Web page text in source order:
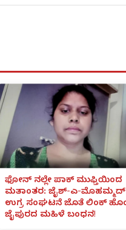
ಫೋನ್ ನಲ್ಲೇ ಪಾಕ್ ಮುಫ್ತಿಯಿಂದ
ಮತಾಂತರ: ಜೈಶ್-ಎ-ಮೊಹಮ್ಮದ್
ಉಗ್ರ ಸಂಘಟನೆ ಜೊತೆ ಲಿಂಕ್
ಜೈಪುರದ ಮಹಿಳೆ ಬಂಧನ!